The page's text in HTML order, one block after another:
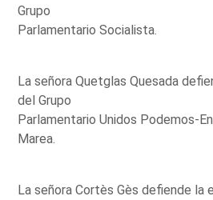
Grupo
Parlamentario Socialista.
La señora Quetglas Quesada
del Grupo
Parlamentario Unidos Podemos-
Marea.
La señora Cortès Gès defiende la